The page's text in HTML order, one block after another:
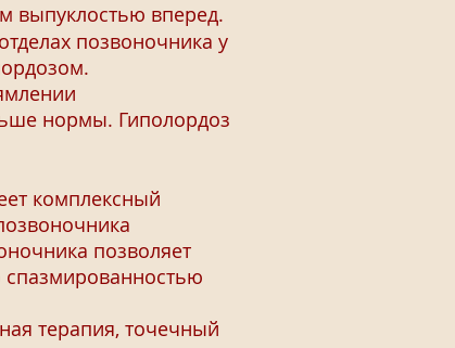
выпуклостью вперед.
позвоночника у
нормы. Гиполордоз
комплексный
позволяет
терапия, точечный